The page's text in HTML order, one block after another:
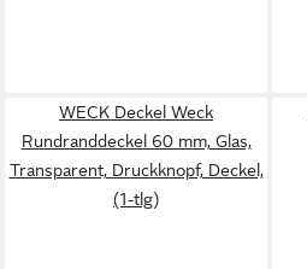
WECK Deckel Weck
Rundranddeckel 60 mm, Glas,
Transparent, Druckknopf, Deckel,
(1-tlg)